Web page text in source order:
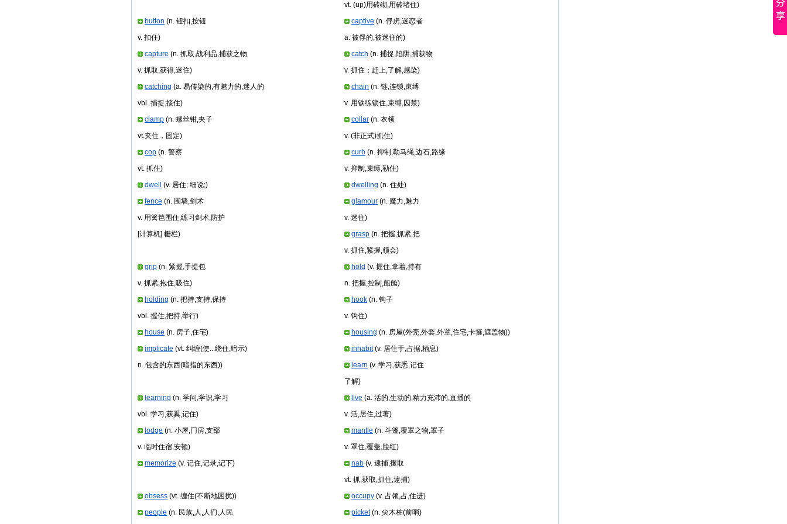
vt. (up)用砖砌,用砖堵住)
button (n. 钮扣,按钮
v. 扣住)
captive (n. 俘虏,迷恋者
a. 被俘的,被迷住的)
capture (n. 抓取,战利品,捕获之物
v. 抓取,获得,迷住)
catch (n. 捕捉,陷阱,捕获物
v. 抓住；赶上,了解,感染)
catching (a. 易传染的,有魅力的,迷人的
vbl. 捕捉,接住)
chain (n. 链,连锁,束缚
v. 用铁练锁住,束缚,囚禁)
clamp (n. 螺丝钳,夹子
vt.夹住，固定)
collar (n. 衣领
v. (非正式)抓住)
cop (n. 警察
vt. 抓住)
curb (n. 抑制,勒马绳,边石,路缘
v. 抑制,束缚,勒住)
dwell
(v. 居住; 细说;) dwelling (n. 住处)
fence (n. 围墙,剑术
v. 用篱笆围住,练习剑术,防护
[计算机] 栅栏)
glamour (n. 魔力,魅力
v. 迷住)
grasp (n. 把握,抓紧,把
v. 抓住,紧握,领会)
grip (n. 紧握,手提包
v. 抓紧,抱住,吸住)
hold (v. 握住,拿着,持有
n. 把握,控制,船舱)
holding (n. 把持,支持,保持
vbl. 握住,把持,举行)
hook (n. 钩子
v. 钩住)
house (n. 房子,住宅) housing (n. 房屋(外壳,外套,外罩,住宅,卡箍,遮盖物))
implicate (vt. 纠缠(使...绕住,暗示)
n. 包含的东西(暗指的东西))
inhabit(v. 居住于,占据,栖息)
learn (v. 学习,获悉,记住
了解)
learning (n. 学问,学识,学习
vbl. 学习,获奚,记住)
live (a. 活的,生动的,精力充沛的,直播的
v. 活,居住,过著)
lodge (n. 小屋,门房,支部
v. 临时住宿,安顿)
mantle (n. 斗篷,覆罩之物,罩子
v. 罩住,覆盖,脸红)
memorize (v. 记住,记录,记下) nab (v. 逮捕,攫取
vt. 抓,获取,抓住,逮捕)
obsess (vt. 缠住(不断地困扰)) occupy (v. 占领,占,住进)
people (n. 民族,人,人们,人民 picket(n. 尖木桩(前哨)